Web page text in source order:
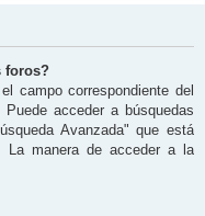
foros?
campo correspondiente del
acceder a búsquedas
Avanzada" que está
La manera de acceder a la